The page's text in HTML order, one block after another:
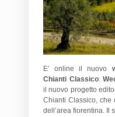
E’ online il nuovo
Chianti Classico:
il nuovo progetto
Chianti Classico, che
dell’area fiorentina. Il